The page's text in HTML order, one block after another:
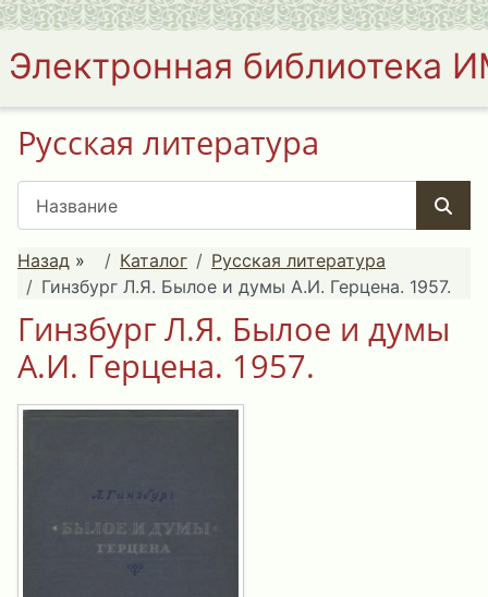
Электронная библиотека
Русская литература
Назад » Каталог
Русская литература
Гинзбург Л.Я. Былое и думы А.И. Герцена. 1957.
Гинзбург Л.Я. Былое и думы
А.И. Герцена. 1957.